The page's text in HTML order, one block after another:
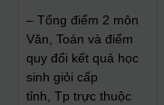
– Tổng điểm 2 môn
Văn, Toán và điểm
quy đổi kết quả học
sinh giỏi cấp
tỉnh, Tp trực thuộc